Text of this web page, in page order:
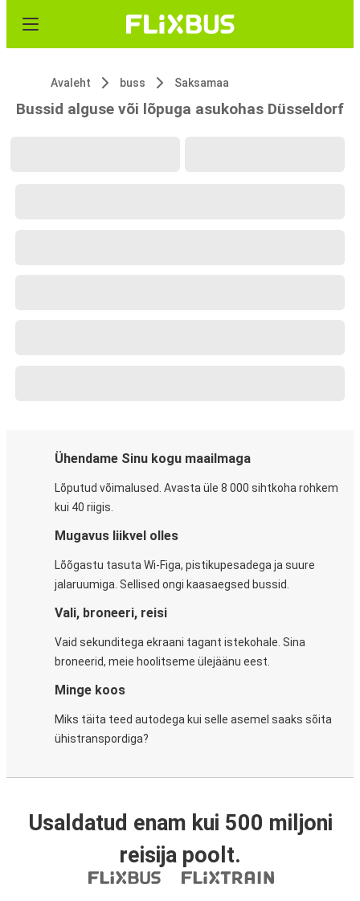
Avaleht buss Saksamaa
Bussid alguse või lõpuga asukohas Düsseldorf
Ühendame Sinu kogu maailmaga
Lõputud võimalused. Avasta üle 8 000 sihtkoha rohkem
kui 40 riigis.
Mugavus liikvel olles
Lõõgastu tasuta Wi-Figa, pistikupesadega ja suure
jalaruumiga. Sellised ongi kaasaegsed bussid.
Vali, broneeri, reisi
Vaid sekunditega ekraani tagant istekohale. Sina
broneerid, meie hoolitseme ülejäänu eest.
Minge koos
Miks täita teed autodega kui selle asemel saaks sõita
ühistranspordiga?
Usaldatud enam kui 500 miljoni
reisija poolt.